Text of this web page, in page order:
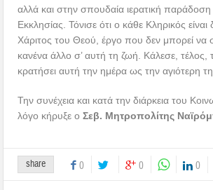
αλλά και στην σπουδαία ιερατική
Εκκλησίας. Τόνισε ότι ο κάθε Κληρικός είναι
Χάριτος του Θεού, έργο που δεν μπορεί να
κανένα άλλο σ’ αυτή τη ζωή. Κάλεσε, τέλος,
κρατήσει αυτή την ημέρα ως την αγιότερη
Την συνέχεια και κατά την διάρκεια του
λόγο κήρυξε ο Σεβ. Μητροπολίτης
share 0 0 0